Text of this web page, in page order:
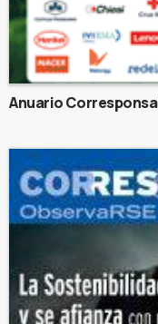
Anuario